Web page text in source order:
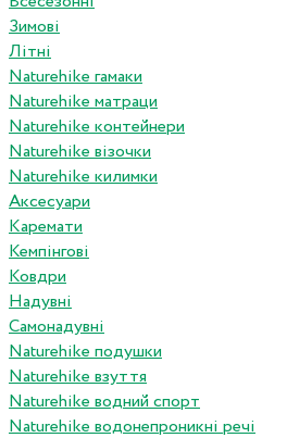
Зимові
Літні
Naturehike гамаки
Naturehike матраци
Naturehike контейнери
Naturehike візочки
Naturehike килимки
Аксесуари
Каремати
Кемпінгові
Ковдри
Надувні
Самонадувні
Naturehike подушки
Naturehike взуття
Naturehike водний спорт
Naturehike водонепроникні речі